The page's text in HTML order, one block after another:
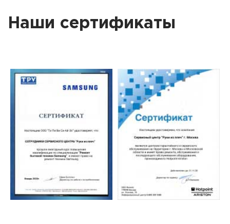
Наши сертификаты